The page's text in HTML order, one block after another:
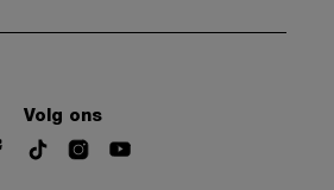
Volg ons